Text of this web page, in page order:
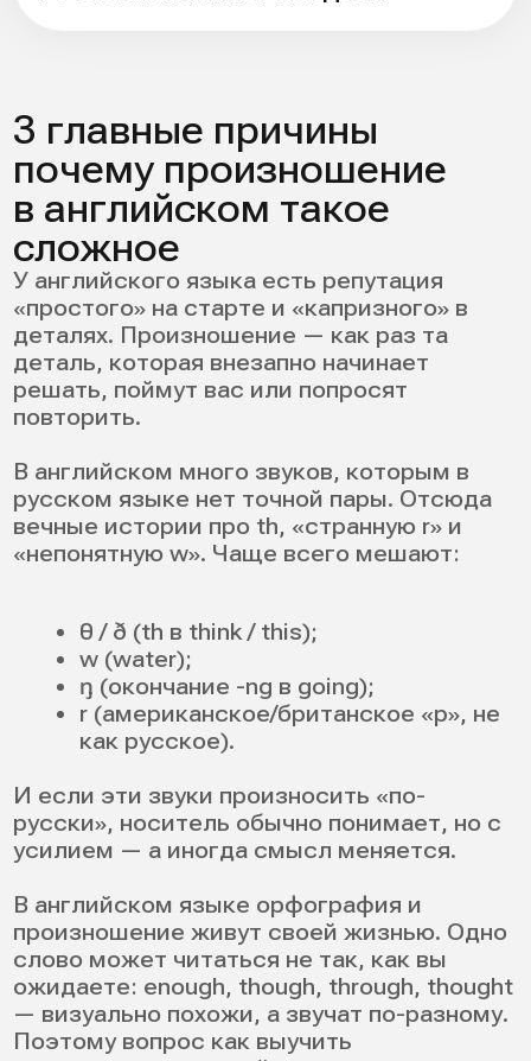
английском языке — это не только
«поставить звук», но и научиться звучать
цельно.
С чего начать: диагностика
вашего произношения
Прежде чем решать, как улучшить свое
произношение на английском, нужно
понять, что именно у вас проседает:
конкретные звуки, ударение, интонация
или связность. Такая диагностика
экономит недели, потому что вы не
прослушайте и отметьте проблемные
моменты — это первый шаг к чистому
произношению.
Запишите свою речь и сравните с
носителем
Один из главных шагов — записать свою
речь и сравнить с носителем. Это сразу
произношения и речи.
Вот пошаговая инструкция:
Выберите короткий текст на
предложений) или кусок диалога.
2
Найдите аудио, где этот же
фрагмент читает носитель
(подкаст, видео, учебный трек).
3
Запишите себя на диктофон:
сначала в обычном темпе, а
потом медленно и максимально
четко.
Сравните: где вы проглатываете